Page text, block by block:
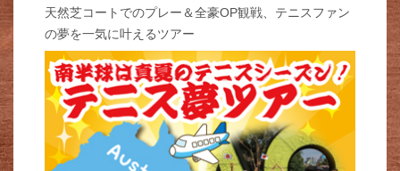
天然芝コートでのプレー＆全豪OP観戦、テニスファン
の夢を一気に叶えるツアー